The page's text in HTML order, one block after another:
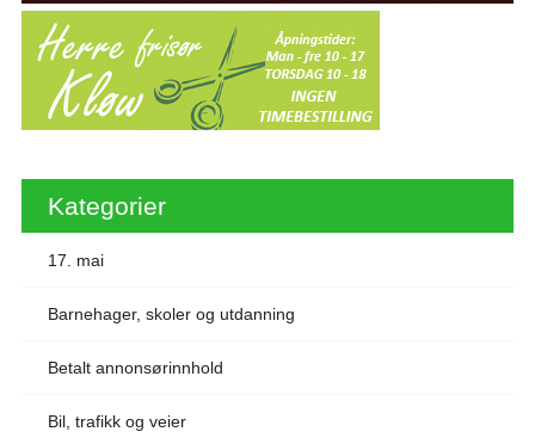
Kategorier
17. mai
Barnehager, skoler og utdanning
Betalt annonsørinnhold
Bil, trafikk og veier